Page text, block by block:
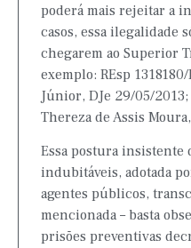
poderá mais rejeitar a
casos, essa ilegalidade
chegarem ao Superior
exemplo: REsp
Júnior, DJe 29/05/2013;
Thereza de Assis
Essa postura insistente
indubitáveis, adotada
agentes públicos,
mencionada – basta
prisões preventivas